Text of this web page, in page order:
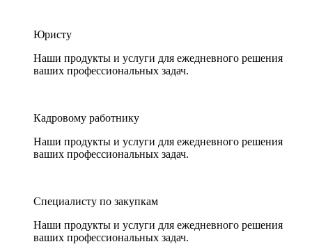
Юристу
Наши продукты и услуги для ежедневного решения
ваших профессиональных задач.
Кадровому работнику
Наши продукты и услуги для ежедневного решения
ваших профессиональных задач.
Специалисту по закупкам
Наши продукты и услуги для ежедневного решения
ваших профессиональных задач.